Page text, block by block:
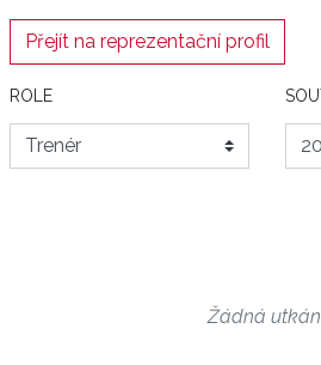
Přejít na reprezentační profil
ROLE
Žádná